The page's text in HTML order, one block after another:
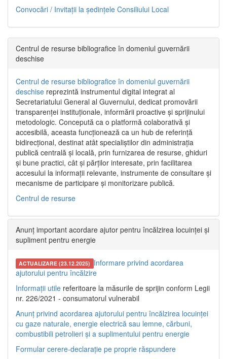
Convocări / Invitaţii la şedinţele Consiliului Local
Centrul de resurse bibliografice în domeniul guvernării
deschise
Centrul de resurse bibliografice în domeniul guvernării
deschise reprezintă instrumentul digital integrat al
Secretariatului General al Guvernului, dedicat promovării
transparenței instituționale, informării proactive și sprijinului
metodologic. Concepută ca o platformă colaborativă și
accesibilă, aceasta funcționează ca un hub de referință
bidirecțional, destinat atât specialiștilor din administrația
publică centrală și locală, prin furnizarea de resurse, ghiduri
și bune practici, cât și părților interesate, prin facilitarea
accesului la informații relevante, instrumente de consultare și
mecanisme de participare și monitorizare publică.
Centrul de resurse
Anunț important acordare ajutor pentru încălzirea locuinței și
supliment pentru energie
ACTUALIZARE (23.12.2025) Informare privind acordarea
ajutorului pentru încălzire
Informații utile referitoare la măsurile de sprijin conform Legii
nr. 226/2021 - consumatorul vulnerabil
Anunț privind acordarea ajutorului pentru încălzirea locuinței
cu gaze naturale, energie electrică sau lemne, cărbuni,
combustibili petrolieri și a suplimentului pentru energie
Formular cerere-declarație pe proprie răspundere